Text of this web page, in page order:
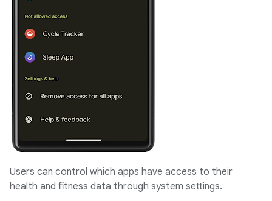
Users can control which apps have access to their
health and fitness data through system settings.